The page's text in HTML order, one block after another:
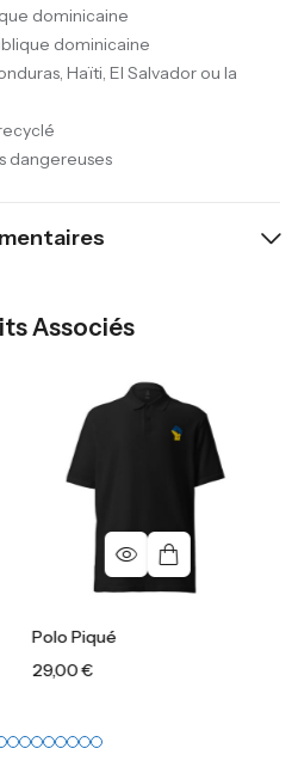
dominicaine
dominicaine
Haïti, El Salvador ou la
dangereuses
Associés